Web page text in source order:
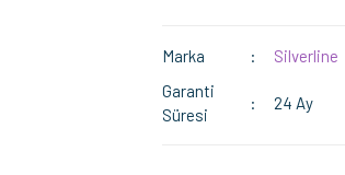
Marka Silverline
Garanti
Süresi
24 Ay